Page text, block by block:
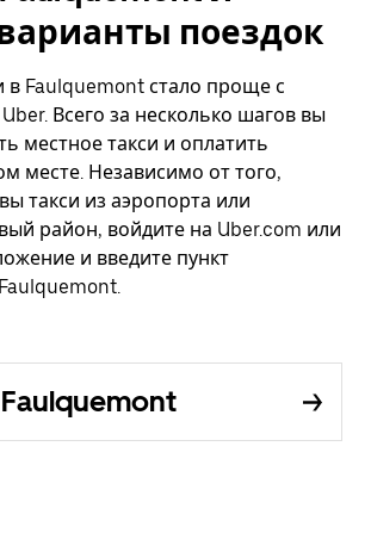
поездок
в Faulquemont стало проще с
Всего за несколько шагов вы
местное такси и оплатить
месте. Независимо от того,
такси из аэропорта или
район, войдите на Uber.com или
и введите пункт